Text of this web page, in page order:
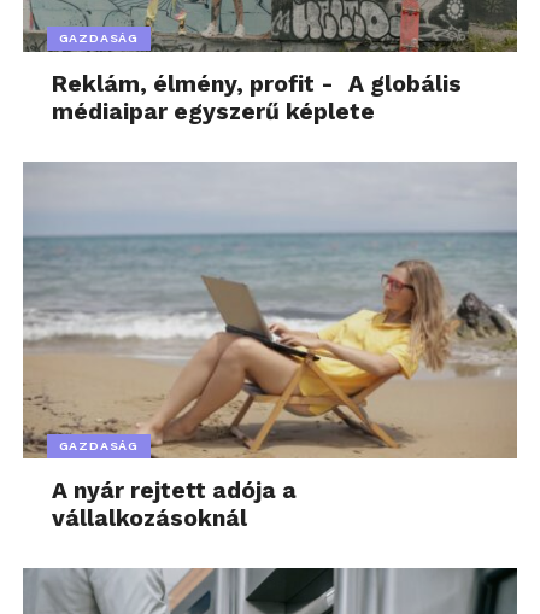
GAZDASÁG
Reklám, élmény, profit - A globális
médiaipar egyszerű képlete
GAZDASÁG
A nyár rejtett adója a
vállalkozásoknál